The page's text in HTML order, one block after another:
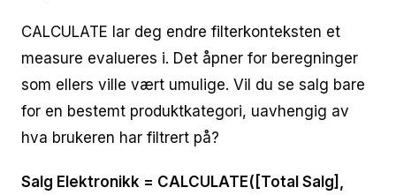
CALCULATE lar deg endre filterkonteksten et
measure evalueres i. Det åpner for beregninger
som ellers ville vært umulige. Vil du se salg bare
for en bestemt produktkategori, uavhengig av
hva brukeren har filtrert på?
Salg Elektronikk = CALCULATE([Total Salg],